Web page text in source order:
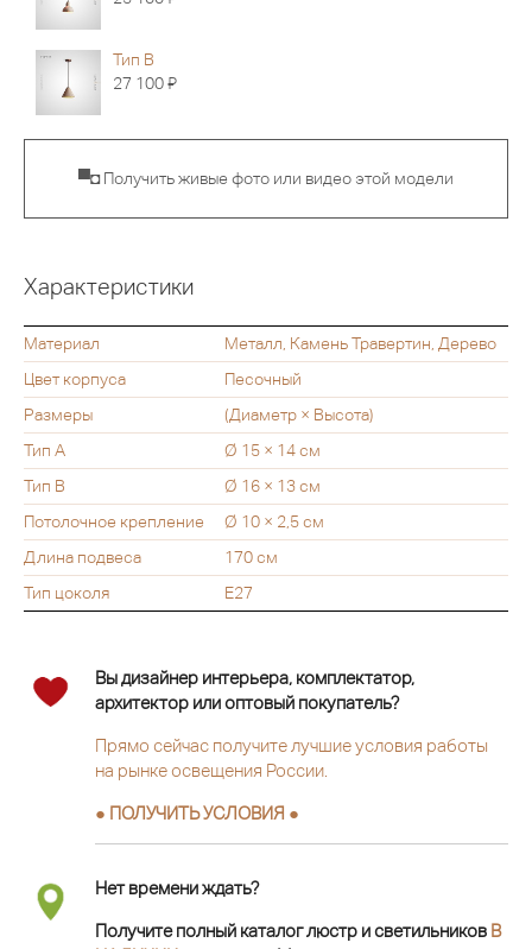
Тип B
27 100Я
▀◘ Получить живые фото или видео этой модели
Характеристики
Материал
Металл, Камень Травертин, Дерево
Цвет корпуса
Песочный
Размеры
(Диаметр × Высота)
Тип A
Ø 15 × 14 см
Тип B
Ø 16 × 13 см
Потолочное крепление
Ø 10 × 2,5 см
Длина подвеса
170 см
Тип цоколя
E27
Вы дизайнер интерьера, комплектатор,
архитектор или оптовый покупатель?
Прямо сейчас получите лучшие условия работы
на рынке освещения России.
● ПОЛУЧИТЬ УСЛОВИЯ ●
Нет времени ждать?
Получите полный каталог люстр и светильников В